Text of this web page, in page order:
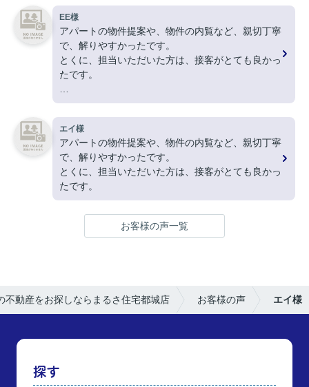
EE様
アパートの物件提案や、物件の内覧など、親切丁寧
で、解りやすかったです。
とくに、担当いただいた方は、接客がとても良かっ
たです。
ありがとうございました。
エイ様
アパートの物件提案や、物件の内覧など、親切丁寧
で、解りやすかったです。
とくに、担当いただいた方は、接客がとても良かっ
たです。
お客様の声一覧
不動産をお探しならまるさ住宅都城店 お客様の声 エイ様
探す